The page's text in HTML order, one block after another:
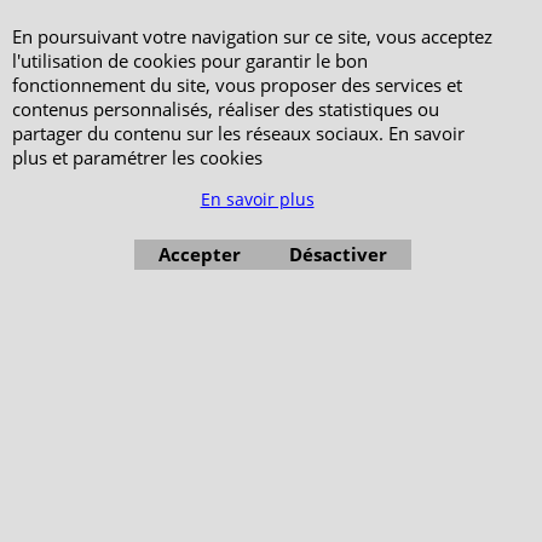
En poursuivant votre navigation sur ce site, vous acceptez
l'utilisation de cookies pour garantir le bon
fonctionnement du site, vous proposer des services et
contenus personnalisés, réaliser des statistiques ou
partager du contenu sur les réseaux sociaux. En savoir
plus et paramétrer les cookies
En savoir plus
Accepter Désactiver